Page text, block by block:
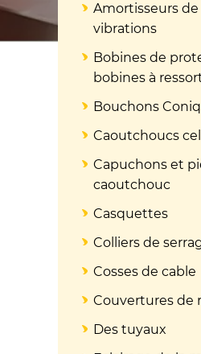
Amortisseurs de
vibrations
Bobines de
bobines à
Bouchons
Caoutchoucs
Capuchons et
caoutchouc
Casquettes
Colliers de
Cosses de cable
Couvertures de
Des tuyaux